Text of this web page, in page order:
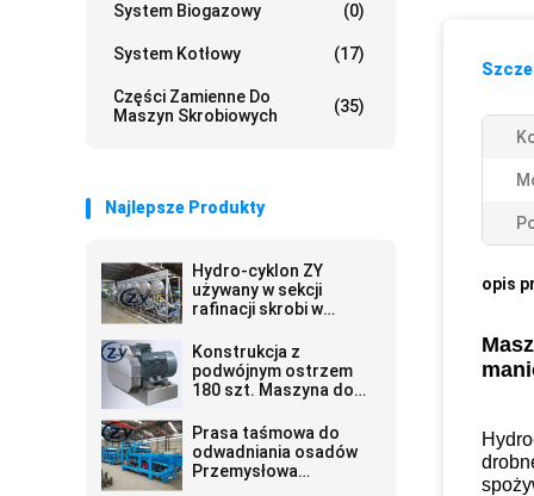
System Biogazowy (0)
System Kotłowy (17)
Części Zamienne Do
Maszyn Skrobiowych
(35)
Najlepsze Produkty
Hydro-cyklon ZY
używany w sekcji
rafinacji skrobi w
manioku
Konstrukcja z
podwójnym ostrzem
180 szt. Maszyna do
ziemniaków
Prasa taśmowa do
odwadniania osadów
Przemysłowa
opis